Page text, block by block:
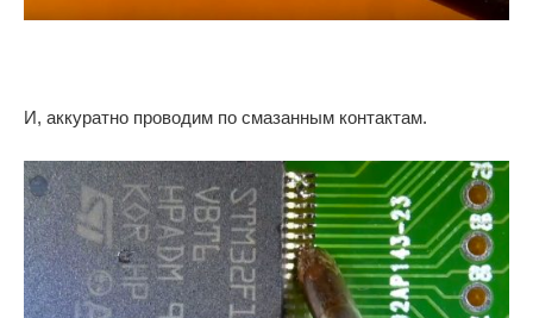
И, аккуратно проводим по смазанным контактам.